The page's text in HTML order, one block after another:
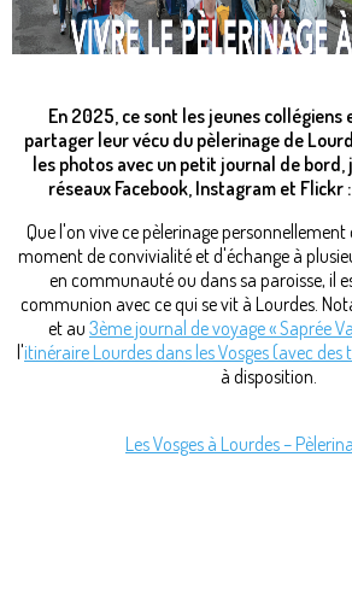
En 2025, ce sont les jeunes collégiens
partager leur vécu du pèlerinage de
les photos avec un petit journal de bord,
réseaux Facebook, Instagram et Flickr :
Que l'on vive ce pèlerinage
moment de convivialité et d'échange à
en communauté ou dans sa paroisse, il
communion avec ce qui se vit à Lourdes.
et au 3ème journal de voyage « Saprée
l'itinéraire Lourdes dans les Vosges (avec des
à disposition.
Les Vosges à Lourdes –